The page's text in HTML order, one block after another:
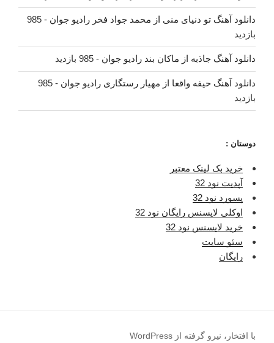
دانلود آهنگ تو دنیای منی از محمد جواد فخر رادیو جوان
- 985
بازدید
دانلود آهنگ جاذبه از ماکان بند رادیو جوان - 985 بازدید
دانلود آهنگ حیفه واقعا از مهیار رستگاری رادیو جوان
- 985
بازدید
دوستان :
خرید بک لینک معتبر
آپدیت نود 32
پسورد نود 32
اوکلی لایسنس رایگان نود 32
خرید لایسنس نود 32
سئو سایت
رایگان
با افتخار، نیرو گرفته از WordPress